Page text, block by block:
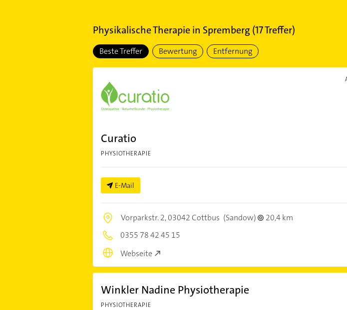
Physikalische Therapiein Spremberg (17Treffer)
Beste Treffer Bewertung Entfernung
Curatio
PHYSIOTHERAPIE
E-Mail
Vorparkstr. 2,03042 Cottbus (Sandow)
20,4 km
0355 78 42 45 15
Webseite
Winkler Nadine Physiotherapie
PHYSIOTHERAPIE